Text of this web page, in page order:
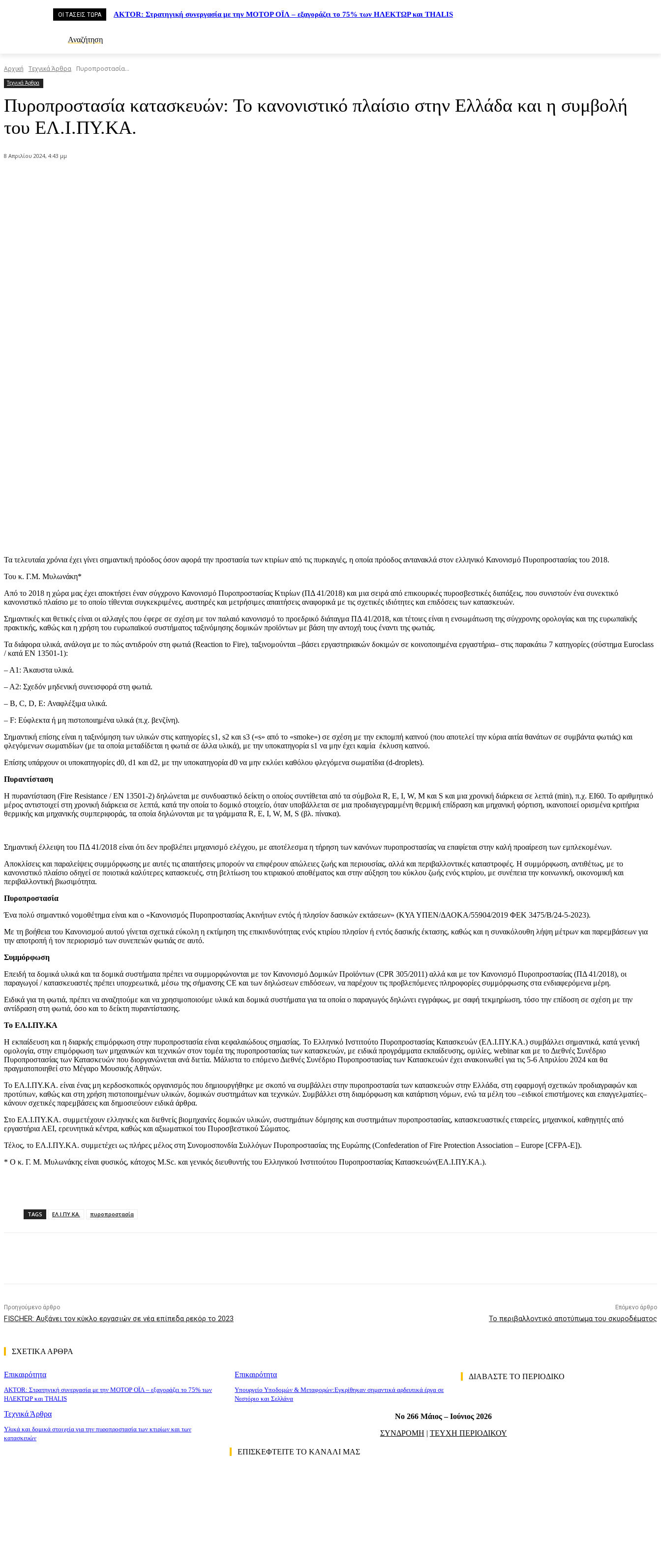
ΟΙ ΤΑΣΕΙΣ ΤΩΡΑ AKTOR: Στρατηγική συνεργασία με την ΜΟΤΟΡ ΟΪΛ – εξαγοράζει το 75% των ΗΛΕΚΤΩΡ και THALIS
Αναζήτηση
Αρχική Τεχνικά Άρθρα Πυροπροστασία...
Τεχνικά Άρθρα
Πυροπροστασία κατασκευών: Το κανονιστικό πλαίσιο στην Ελλάδα και η συμβολή
του ΕΛ.Ι.ΠΥ.ΚΑ.
8 Απριλίου 2024, 4:43 μμ
Τα τελευταία χρόνια έχει γίνει σημαντική πρόοδος όσον αφορά την προστασία των κτιρίων από τις πυρκαγιές, η οποία πρόοδος αντανακλά στον ελληνικό Κανονισμό Πυροπροστασίας του 2018.
Του κ. Γ.Μ. Μυλωνάκη*
Από το 2018 η χώρα μας έχει αποκτήσει έναν σύγχρονο Κανονισμό Πυροπροστασίας Κτιρίων (ΠΔ 41/2018) και μια σειρά από επικουρικές πυροσβεστικές διατάξεις, που συνιστούν ένα συνεκτικό
κανονιστικό πλαίσιο με το οποίο τίθενται συγκεκριμένες, αυστηρές και μετρήσιμες απαιτήσεις αναφορικά με τις σχετικές ιδιότητες και επιδόσεις των κατασκευών.
Σημαντικές και θετικές είναι οι αλλαγές που έφερε σε σχέση με τον παλαιό κανονισμό το προεδρικό διάταγμα ΠΔ 41/2018, και τέτοιες είναι η ενσωμάτωση της σύγχρονης ορολογίας και της ευρωπαϊκής
πρακτικής, καθώς και η χρήση του ευρωπαϊκού συστήματος ταξινόμησης δομικών προϊόντων με βάση την αντοχή τους έναντι της φωτιάς.
Τα διάφορα υλικά, ανάλογα με το πώς αντιδρούν στη φωτιά (Reaction to Fire), ταξινομούνται –βάσει εργαστηριακών δοκιμών σε κοινοποιημένα εργαστήρια– στις παρακάτω 7 κατηγορίες (σύστημα Euroclass
/ κατά ΕΝ 13501-1):
– A1: Άκαυστα υλικά.
– A2: Σχεδόν μηδενική συνεισφορά στη φωτιά.
– Β, C, D, E: Αναφλέξιμα υλικά.
– F: Εύφλεκτα ή μη πιστοποιημένα υλικά (π.χ. βενζίνη).
Σημαντική επίσης είναι η ταξινόμηση των υλικών στις κατηγορίες s1, s2 και s3 («s» από το «smoke») σε σχέση με την εκπομπή καπνού (που αποτελεί την κύρια αιτία θανάτων σε συμβάντα φωτιάς) και
φλεγόμενων σωματιδίων (με τα οποία μεταδίδεται η φωτιά σε άλλα υλικά), με την υποκατηγορία s1 να μην έχει καμία έκλυση καπνού.
Επίσης υπάρχουν οι υποκατηγορίες d0, d1 και d2, με την υποκατηγορία d0 να μην εκλύει καθόλου φλεγόμενα σωματίδια (d-droplets).
Πυραντίσταση
Η πυραντίσταση (Fire Resistance / ΕΝ 13501-2) δηλώνεται με συνδυαστικό δείκτη ο οποίος συντίθεται από τα σύμβολα R, E, I, W, M και S και μια χρονική διάρκεια σε λεπτά (min), π.χ. ΕΙ60. Το αριθμητικό
μέρος αντιστοιχεί στη χρονική διάρκεια σε λεπτά, κατά την οποία το δομικό στοιχείο, όταν υποβάλλεται σε μια προδιαγεγραμμένη θερμική επίδραση και μηχανική φόρτιση, ικανοποιεί ορισμένα κριτήρια
θερμικής και μηχανικής συμπεριφοράς, τα οποία δηλώνονται με τα γράμματα R, E, I, W, M, S (βλ. πίνακα).
Σημαντική έλλειψη του ΠΔ 41/2018 είναι ότι δεν προβλέπει μηχανισμό ελέγχου, με αποτέλεσμα η τήρηση των κανόνων πυροπροστασίας να επαφίεται στην καλή προαίρεση των εμπλεκομένων.
Αποκλίσεις και παραλείψεις συμμόρφωσης με αυτές τις απαιτήσεις μπορούν να επιφέρουν απώλειες ζωής και περιουσίας, αλλά και περιβαλλοντικές καταστροφές. Η συμμόρφωση, αντιθέτως, με το
κανονιστικό πλαίσιο οδηγεί σε ποιοτικά καλύτερες κατασκευές, στη βελτίωση του κτιριακού αποθέματος και στην αύξηση του κύκλου ζωής ενός κτιρίου, με συνέπεια την κοινωνική, οικονομική και
περιβαλλοντική βιωσιμότητα.
Πυροπροστασία
Ένα πολύ σημαντικό νομοθέτημα είναι και ο «Κανονισμός Πυροπροστασίας Ακινήτων εντός ή πλησίον δασικών εκτάσεων» (ΚΥΑ ΥΠΕΝ/ΔΑΟΚΑ/55904/2019 ΦΕΚ 3475/Β/24-5-2023).
Με τη βοήθεια του Κανονισμού αυτού γίνεται σχετικά εύκολη η εκτίμηση της επικινδυνότητας ενός κτιρίου πλησίον ή εντός δασικής έκτασης, καθώς και η συνακόλουθη λήψη μέτρων και παρεμβάσεων για
την αποτροπή ή τον περιορισμό των συνεπειών φωτιάς σε αυτό.
Συμμόρφωση
Επειδή τα δομικά υλικά και τα δομικά συστήματα πρέπει να συμμορφώνονται με τον Κανονισμό Δομικών Προϊόντων (CPR 305/2011) αλλά και με τον Κανονισμό Πυροπροστασίας (ΠΔ 41/2018), οι
παραγωγοί / κατασκευαστές πρέπει υποχρεωτικά, μέσω της σήμανσης CE και των δηλώσεων επιδόσεων, να παρέχουν τις προβλεπόμενες πληροφορίες συμμόρφωσης στα ενδιαφερόμενα μέρη.
Ειδικά για τη φωτιά, πρέπει να αναζητούμε και να χρησιμοποιούμε υλικά και δομικά συστήματα για τα οποία ο παραγωγός δηλώνει εγγράφως, με σαφή τεκμηρίωση, τόσο την επίδοση σε σχέση με την
αντίδραση στη φωτιά, όσο και το δείκτη πυραντίστασης.
Το ΕΛ.Ι.ΠΥ.ΚΑ
Η εκπαίδευση και η διαρκής επιμόρφωση στην πυροπροστασία είναι κεφαλαιώδους σημασίας. Το Ελληνικό Ινστιτούτο Πυροπροστασίας Κατασκευών (ΕΛ.Ι.ΠΥ.ΚΑ.) συμβάλλει σημαντικά, κατά γενική
ομολογία, στην επιμόρφωση των μηχανικών και τεχνικών στον τομέα της πυροπροστασίας των κατασκευών, με ειδικά προγράμματα εκπαίδευσης, ομιλίες, webinar και με το Διεθνές Συνέδριο
Πυροπροστασίας των Κατασκευών που διοργανώνεται ανά διετία. Μάλιστα το επόμενο Διεθνές Συνέδριο Πυροπροστασίας των Κατασκευών έχει ανακοινωθεί για τις 5-6 Απριλίου 2024 και θα
πραγματοποιηθεί στο Μέγαρο Μουσικής Αθηνών.
Το ΕΛ.Ι.ΠΥ.ΚΑ. είναι ένας μη κερδοσκοπικός οργανισμός που δημιουργήθηκε με σκοπό να συμβάλλει στην πυροπροστασία των κατασκευών στην Ελλάδα, στη εφαρμογή σχετικών προδιαγραφών και
προτύπων, καθώς και στη χρήση πιστοποιημένων υλικών, δομικών συστημάτων και τεχνικών. Συμβάλλει στη διαμόρφωση και κατάρτιση νόμων, ενώ τα μέλη του –ειδικοί επιστήμονες και επαγγελματίες–
κάνουν σχετικές παρεμβάσεις και δημοσιεύουν ειδικά άρθρα.
Στο ΕΛ.Ι.ΠΥ.ΚΑ. συμμετέχουν ελληνικές και διεθνείς βιομηχανίες δομικών υλικών, συστημάτων δόμησης και συστημάτων πυροπροστασίας, κατασκευαστικές εταιρείες, μηχανικοί, καθηγητές από
εργαστήρια ΑΕΙ, ερευνητικά κέντρα, καθώς και αξιωματικοί του Πυροσβεστικού Σώματος.
Τέλος, το ΕΛ.Ι.ΠΥ.ΚΑ. συμμετέχει ως πλήρες μέλος στη Συνομοσπονδία Συλλόγων Πυροπροστασίας της Ευρώπης (Confederation of Fire Protection Association – Europe [CFPA-E]).
* Ο κ. Γ. Μ. Μυλωνάκης είναι φυσικός, κάτοχος M.Sc. και γενικός διευθυντής του Ελληνικού Ινστιτούτου Πυροπροστασίας Κατασκευών(ΕΛ.Ι.ΠΥ.ΚΑ.).
TAGS ΕΛ.Ι.ΠΥ.ΚΑ. πυροπροστασία
Προηγούμενο άρθρο
FISCHER: Αυξάνει τον κύκλο εργασιών σε νέα επίπεδα ρεκόρ το 2023
Επόμενο άρθρο
Το περιβαλλοντικό αποτύπωμα του σκυροδέματος
ΣΧΕΤΙΚΑ ΑΡΘΡΑ
Επικαιρότητα
AKTOR: Στρατηγική συνεργασία με την ΜΟΤΟΡ ΟΪΛ – εξαγοράζει το 75% των
ΗΛΕΚΤΩΡ και THALIS
Επικαιρότητα
Υπουργείο Υποδομών & Μεταφορών:Εγκρίθηκαν σημαντικά αρδευτικά έργα σε
Νεστόριο και Σελλάνα
Τεχνικά Άρθρα
Υλικά και δομικά στοιχεία για την πυροπροστασία των κτιρίων και των
κατασκευών
ΔΙΑΒΑΣΤΕ ΤΟ ΠΕΡΙΟΔΙΚΟ
No 266 Μάιος – Ιούνιος 2026
ΣΥΝΔΡΟΜΗ | ΤΕΥΧΗ ΠΕΡΙΟΔΙΚΟΥ
ΕΠΙΣΚΕΦΤΕΙΤΕ ΤΟ ΚΑΝΑΛΙ ΜΑΣ